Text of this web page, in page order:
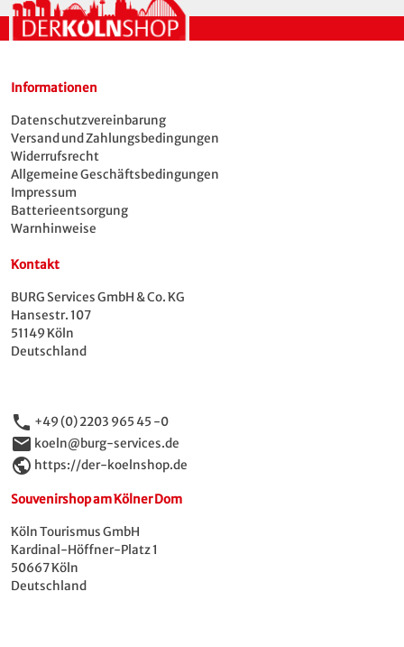
Informationen
Datenschutzvereinbarung
Versand und Zahlungsbedingungen
Widerrufsrecht
Allgemeine Geschäftsbedingungen
Impressum
Batterieentsorgung
Warnhinweise
Kontakt
BURG Services GmbH & Co. KG
Hansestr. 107
51149 Köln
Deutschland
phone +49 (0) 2203 965 45 -0
email koeln@burg-services.de
public https://der-koelnshop.de
Souvenirshop am Kölner Dom
Köln Tourismus GmbH
Kardinal-Höffner-Platz 1
50667 Köln
Deutschland